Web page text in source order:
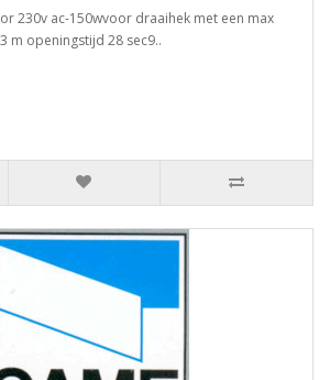
230v ac-150wvoor draaihek met een max
m openingstijd 28 sec9..